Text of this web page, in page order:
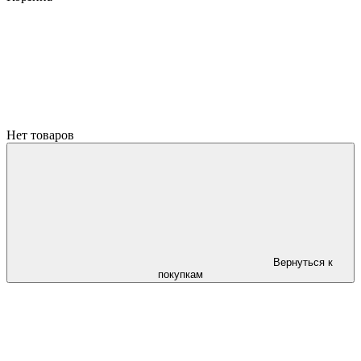
Нет товаров
Вернуться к
покупкам